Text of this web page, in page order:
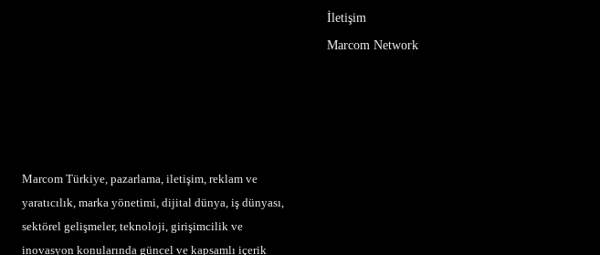
Marcom Türkiye, pazarlama, iletişim, reklam ve
yaratıcılık, marka yönetimi, dijital dünya, iş dünyası,
sektörel gelişmeler, teknoloji, girişimcilik ve
inovasyon konularında güncel ve kapsamlı içerik
İletişim
Marcom Network